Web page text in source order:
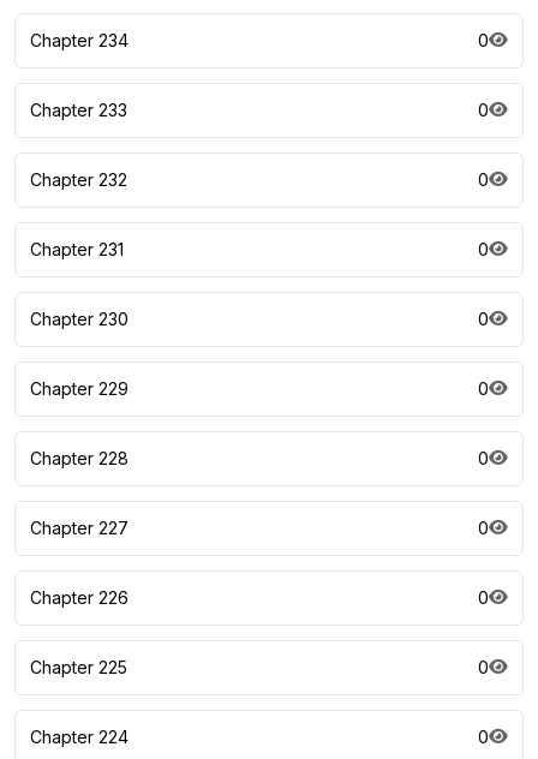
Chapter 234 0
Chapter 233 0
Chapter 232 0
Chapter 231 0
Chapter 230 0
Chapter 229 0
Chapter 228 0
Chapter 227 0
Chapter 226 0
Chapter 225 0
Chapter 224 0